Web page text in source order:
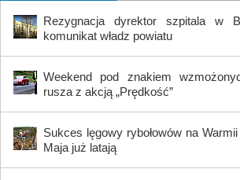
Rezygnacja dyrektor szpitala w
komunikat władz powiatu
Weekend pod znakiem
rusza z akcją „Prędkość”
Sukces lęgowy rybołowów na
Maja już latają